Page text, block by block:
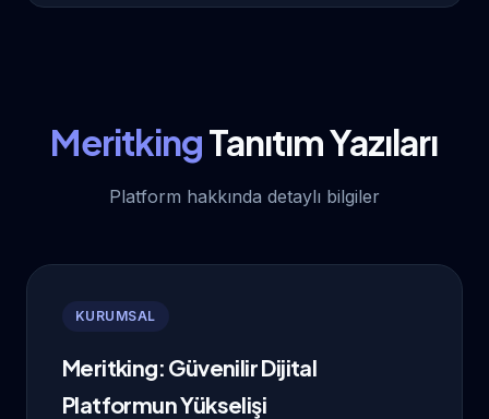
MeritkingTanıtım Yazıları
Platform hakkında detaylı bilgiler
KURUMSAL
Meritking: Güvenilir Dijital
Platformun Yükselişi